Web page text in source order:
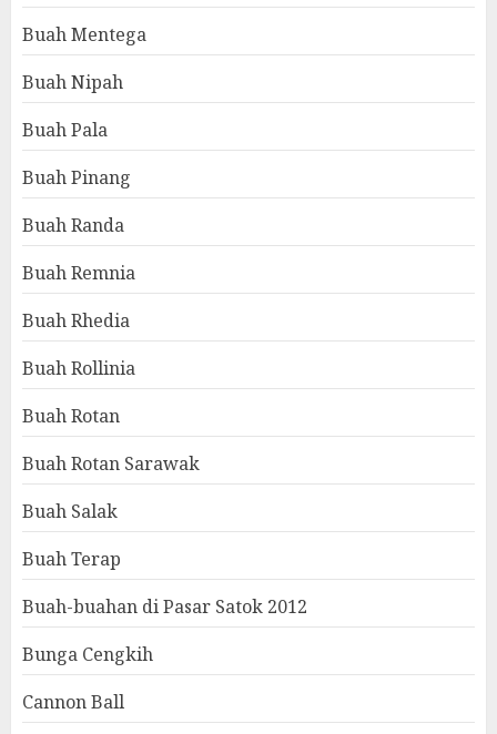
Buah Mentega
Buah Nipah
Buah Pala
Buah Pinang
Buah Randa
Buah Remnia
Buah Rhedia
Buah Rollinia
Buah Rotan
Buah Rotan Sarawak
Buah Salak
Buah Terap
Buah-buahan di Pasar Satok 2012
Bunga Cengkih
Cannon Ball